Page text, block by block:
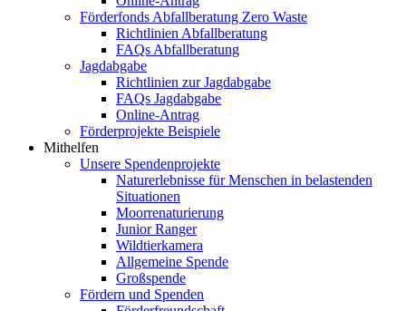
Förderfonds Abfallberatung Zero Waste
Richtlinien Abfallberatung
FAQs Abfallberatung
Jagdabgabe
Richtlinien zur Jagdabgabe
FAQs Jagdabgabe
Online-Antrag
Förderprojekte Beispiele
Mithelfen
Unsere Spendenprojekte
Naturerlebnisse für Menschen in belastenden
Situationen
Moorrenaturierung
Junior Ranger
Wildtierkamera
Allgemeine Spende
Großspende
Fördern und Spenden